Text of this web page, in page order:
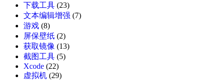
下载工具 (23)
文本编辑增强 (7)
游戏 (8)
屏保壁纸 (2)
获取镜像 (13)
截图工具 (5)
Xcode (22)
虚拟机 (29)